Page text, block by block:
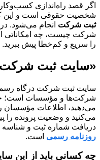
اگر قصد راه‌اندازی
شخصیت حقوقی است و این
ثبت شرکت انجام می‌شود.
شرکت چیست، چه امکاناتی
را سریع و کم‌خطا پیش ببرید.
«سایت ثبت
سایت ثبت شرکت درگاه رسمی
شرکت‌ها و مؤسسات است؛
می‌دهید، اطلاعات مؤسسان
می‌کنید و وضعیت پرونده را
دریافت شماره ثبت و
روزنامه رسمی است.
چه کسانی باید از این